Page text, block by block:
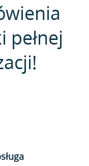
pełnej